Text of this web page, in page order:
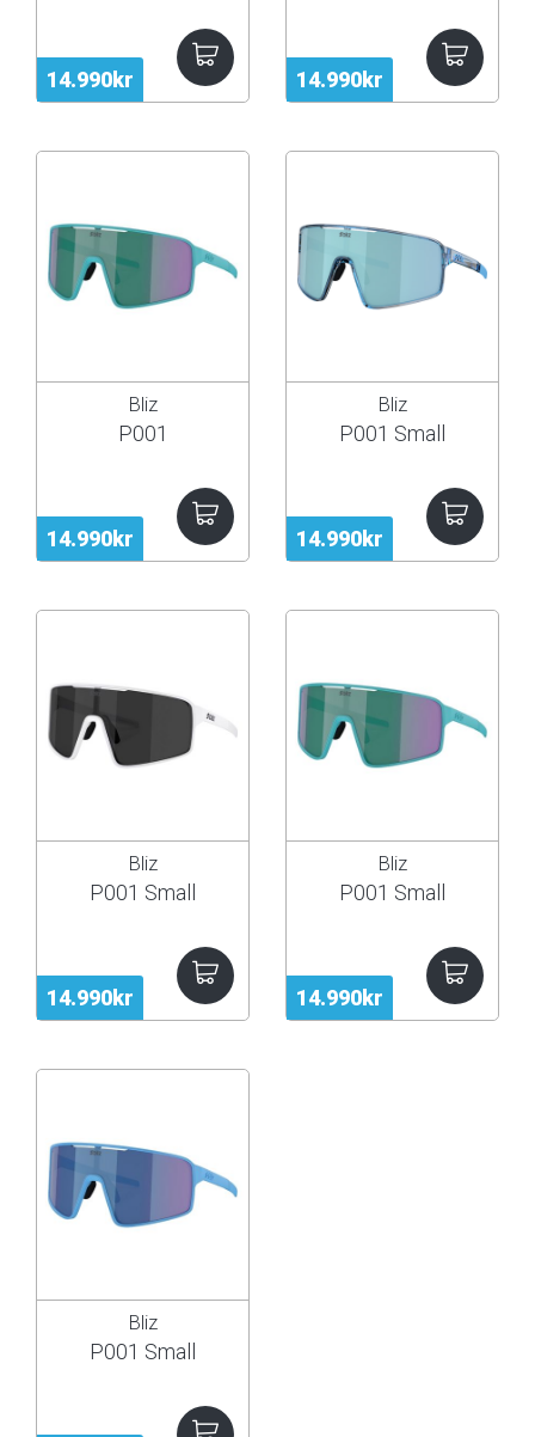
14.990kr 14.990kr
14.990kr
Bliz
P001
14.990kr
Bliz
P001 Small
14.990kr
Bliz
P001 Small
14.990kr
Bliz
P001 Small
Bliz
P001 Small